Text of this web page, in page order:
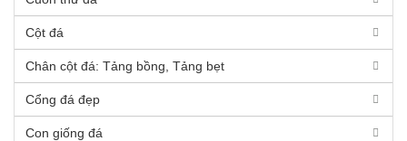
Cột đá
Chân cột đá: Tảng bồng, Tảng bẹt
Cổng đá đẹp
Con giống đá